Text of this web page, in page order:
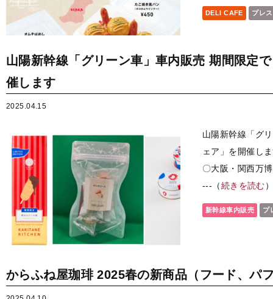
DELI CAFE プレ
山陽新幹線「グリーン車」車内販売 期間限定
催します
2025.04.15
山陽新幹線「グ
ェア」を開催し
〇大阪・関西万
---（続きを読む
新幹線車内販売 プ
からふね屋珈琲 2025春の新商品（フード、パ